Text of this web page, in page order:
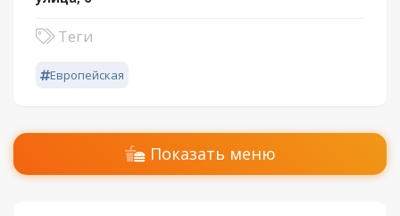
Теги
Европейская
Показать меню